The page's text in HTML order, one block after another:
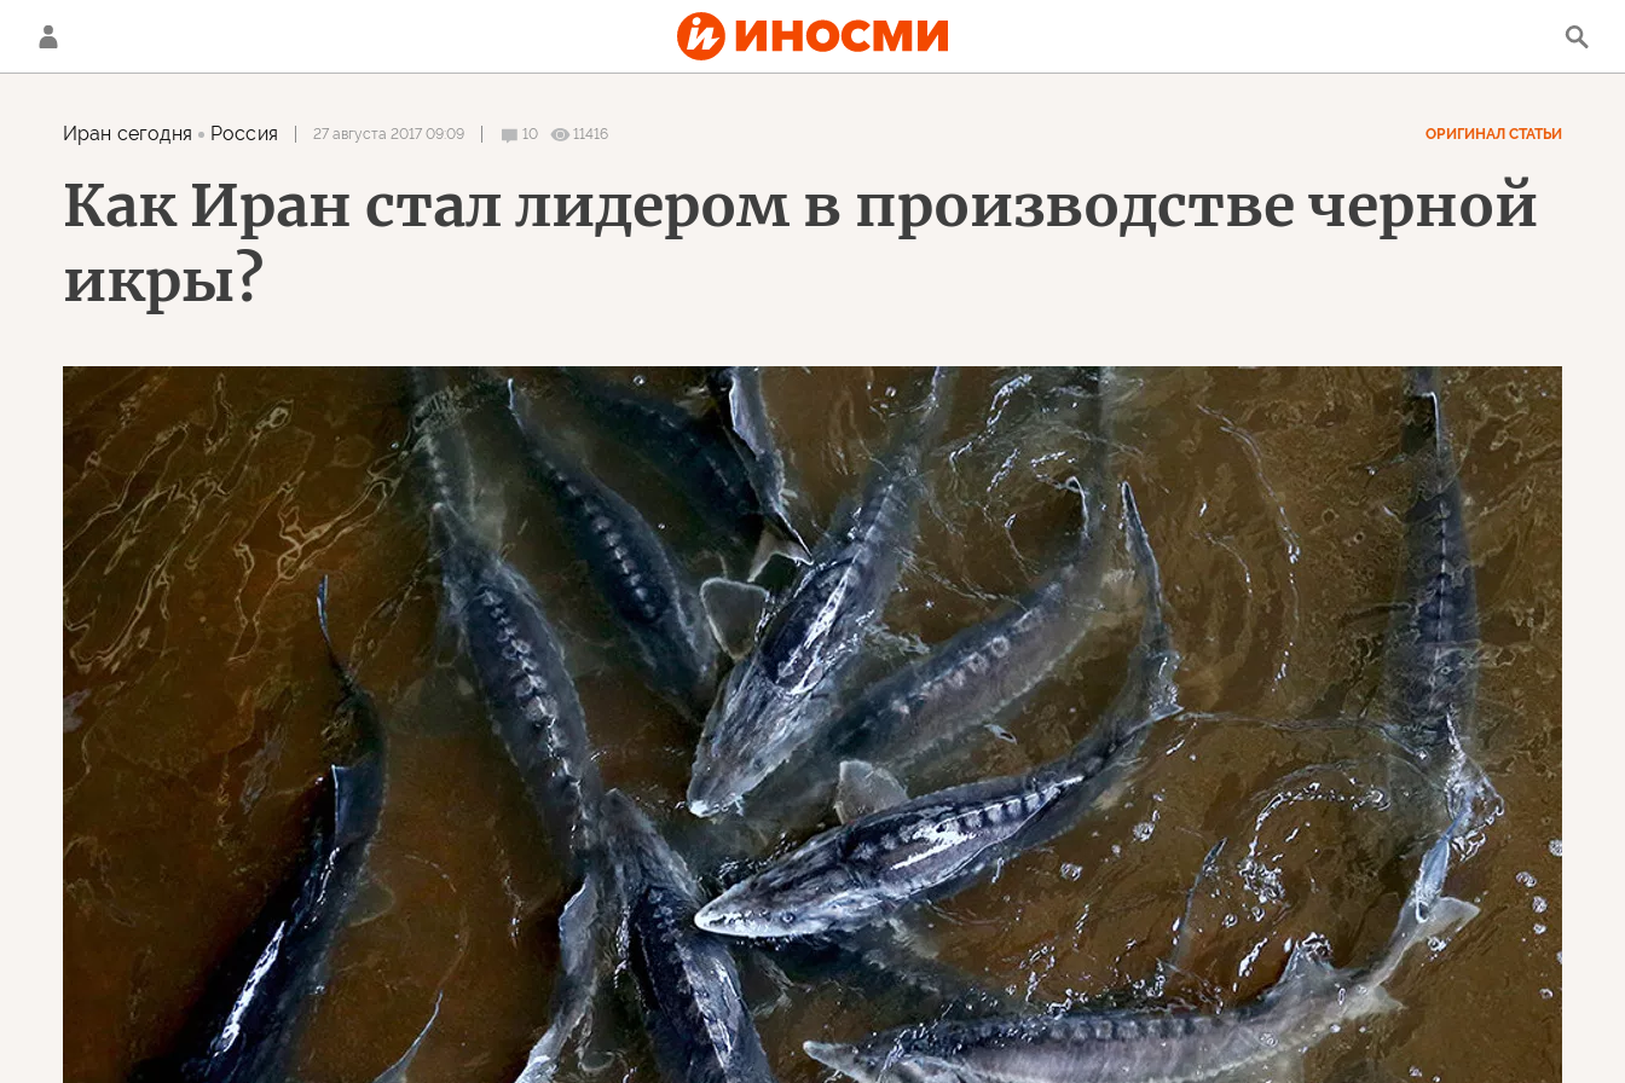
Иран сегодня Россия 27 августа 2017 09:09 10 11416 ОРИГИНАЛ СТАТЬИ
Как Иран стал лидером в производстве черной
икры?